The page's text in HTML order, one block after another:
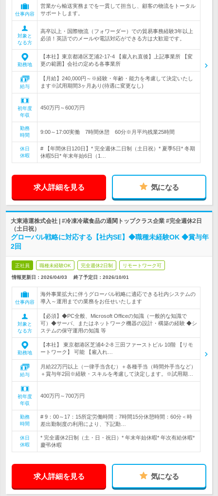
仕事内容
営業から輸送実務までを一貫して担当し、顧客の物流をトータル
サポートします。
対象と
なる方
高卒以上・国際物流（フォワーダー）での貿易事務経験3年以上
必須！英語でのメールや電話対応ができる方は大歓迎です。
勤務地
【本社】東京都港区芝浦2-17-4 【雇入れ直後】上記事業所 【変
更の範囲】会社の定める各事業所
給与
【月給】240,000円～※経験・年齢・能力を考慮して決定いたし
ます※試用期間3ヶ月あり(待遇に変更なし)
初年度
年収
450万円～600万円
勤務
時間
9:00～17:00実働 7時間休憩 60分※月平均残業25時間
休日
休暇
# 【年間休日120日】* 完全週休二日制（土日祝）* 夏季5日* 冬期
休暇5日* 年末年始6日（1…
求人詳細を見る 気になる
大東港運株式会社 | #冷凍冷蔵食品の通関トップクラス企業 #完全週休2日
（土日祝）
グローバル戦略に対応する【社内SE】◆職種未経験OK ◆賞与年
2回
正社員 職種未経験OK 完全週休2日制 リモートワーク可
情報更新日：2026/04/03 終了予定日： 2026/10/01
仕事内容
海外事業拡大に伴うグローバル戦略に適応できる社内システムの
導入～運用までの業務をお任せいたします
対象と
なる方
【必須】◆PC全般、Microsoft Officeの知識（一般的な知識で
可）◆サーバ、またはネットワーク機器の設計・構築の経験 ◆シ
ステムの保守運用の知識 等
勤務地
【本社】 東京都港区芝浦4-2-8 三田ファーストビル 10階 【リモ
ートワーク】 可能 【雇入れ…
給与
月給22万円以上（一律手当含む）＋各種手当（時間外手当など）
＋賞与年2回※経験・スキルを考慮して決定します。※試用期…
初年度
年収
400万円～700万円
勤務
時間
# 9：00～17：15所定労働時間：7時間15分休憩時間：60分＜時
差出勤制度の利用により、下記勤…
休日
休暇
* 完全週休2日制（土・日・祝日）* 年末年始休暇* 年次有給休暇*
慶弔休暇
求人詳細を見る 気になる